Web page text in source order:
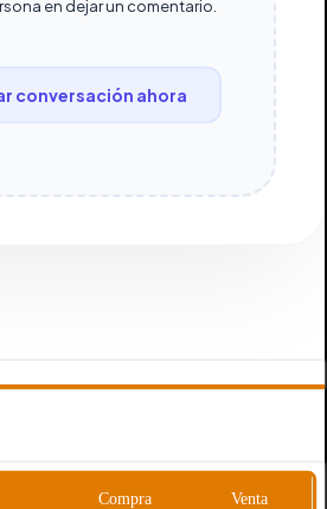
en dejar un comentario.
conversación ahora
Compra Venta